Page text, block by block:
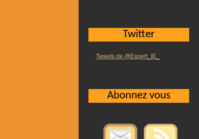
Twitter
Tweets de @Expert_IE_
Abonnez vous